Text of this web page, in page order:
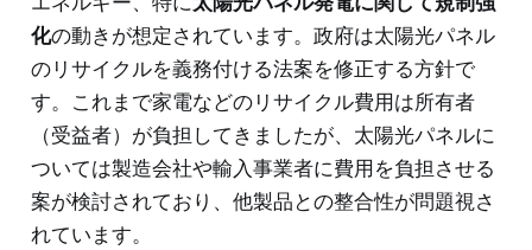
化の動きが想定されています。政府は太陽光パネル
のリサイクルを義務付ける法案を修正する方針で
す。これまで家電などのリサイクル費用は所有者
（受益者）が負担してきましたが、太陽光パネルに
ついては製造会社や輸入事業者に費用を負担させる
案が検討されており、他製品との整合性が問題視さ
れています。